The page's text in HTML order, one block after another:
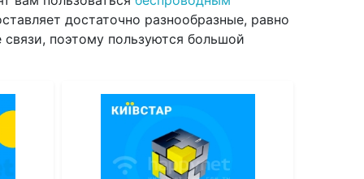
достаточно разнообразные, равно
поэтому пользуются большой